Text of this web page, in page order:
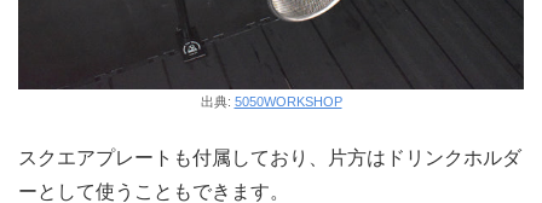
出典: 5050WORKSHOP
スクエアプレートも付属しており、片方はドリンクホルダ
ーとして使うこともできます。